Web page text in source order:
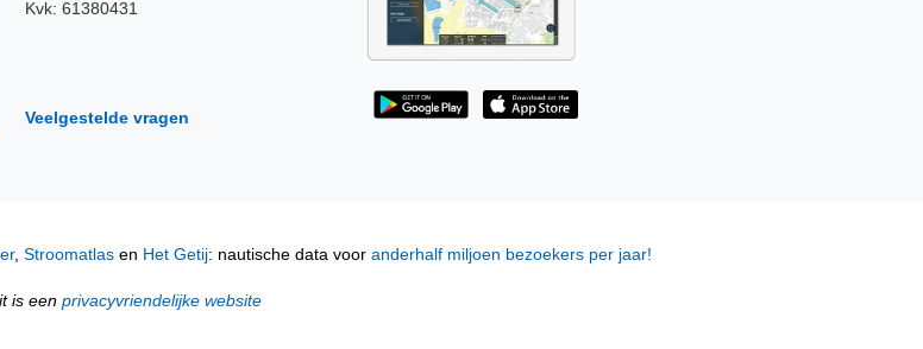
Kvk: 61380431
Veelgestelde vragen
, Stroomatlas en Het Getij: nautische data voor anderhalf miljoen bezoekers per jaar!
is een privacyvriendelijke website